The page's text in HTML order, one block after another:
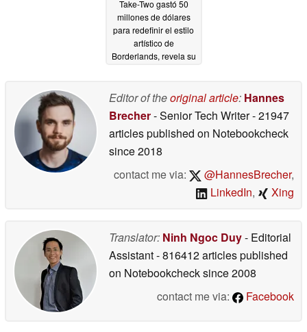
Take-Two gastó 50
millones de dólares
para redefinir el estilo
artístico de
Borderlands, revela su
Editor of theoriginal article: Hannes
Brecher- Senior Tech Writer- 21947
articles published on Notebookcheck
since 2018
contact me via:
@HannesBrecher,
LinkedIn, Xing
Translator: Ninh Ngoc Duy- Editorial
Assistant- 816412 articles published
on Notebookchecksince 2008
contact me via:
Facebook